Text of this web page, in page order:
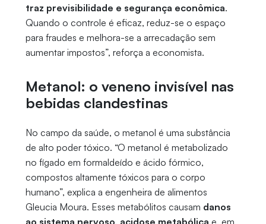
traz previsibilidade e segurança econômica.
Quando o controle é eficaz, reduz-se o espaço
para fraudes e melhora-se a arrecadação sem
aumentar impostos”, reforça a economista.
Metanol: o veneno invisível nas
bebidas clandestinas
No campo da saúde, o metanol é uma substância
de alto poder tóxico. “O metanol é metabolizado
no fígado em formaldeído e ácido fórmico,
compostos altamente tóxicos para o corpo
humano”, explica a engenheira de alimentos
Gleucia Moura. Esses metabólitos causam danos